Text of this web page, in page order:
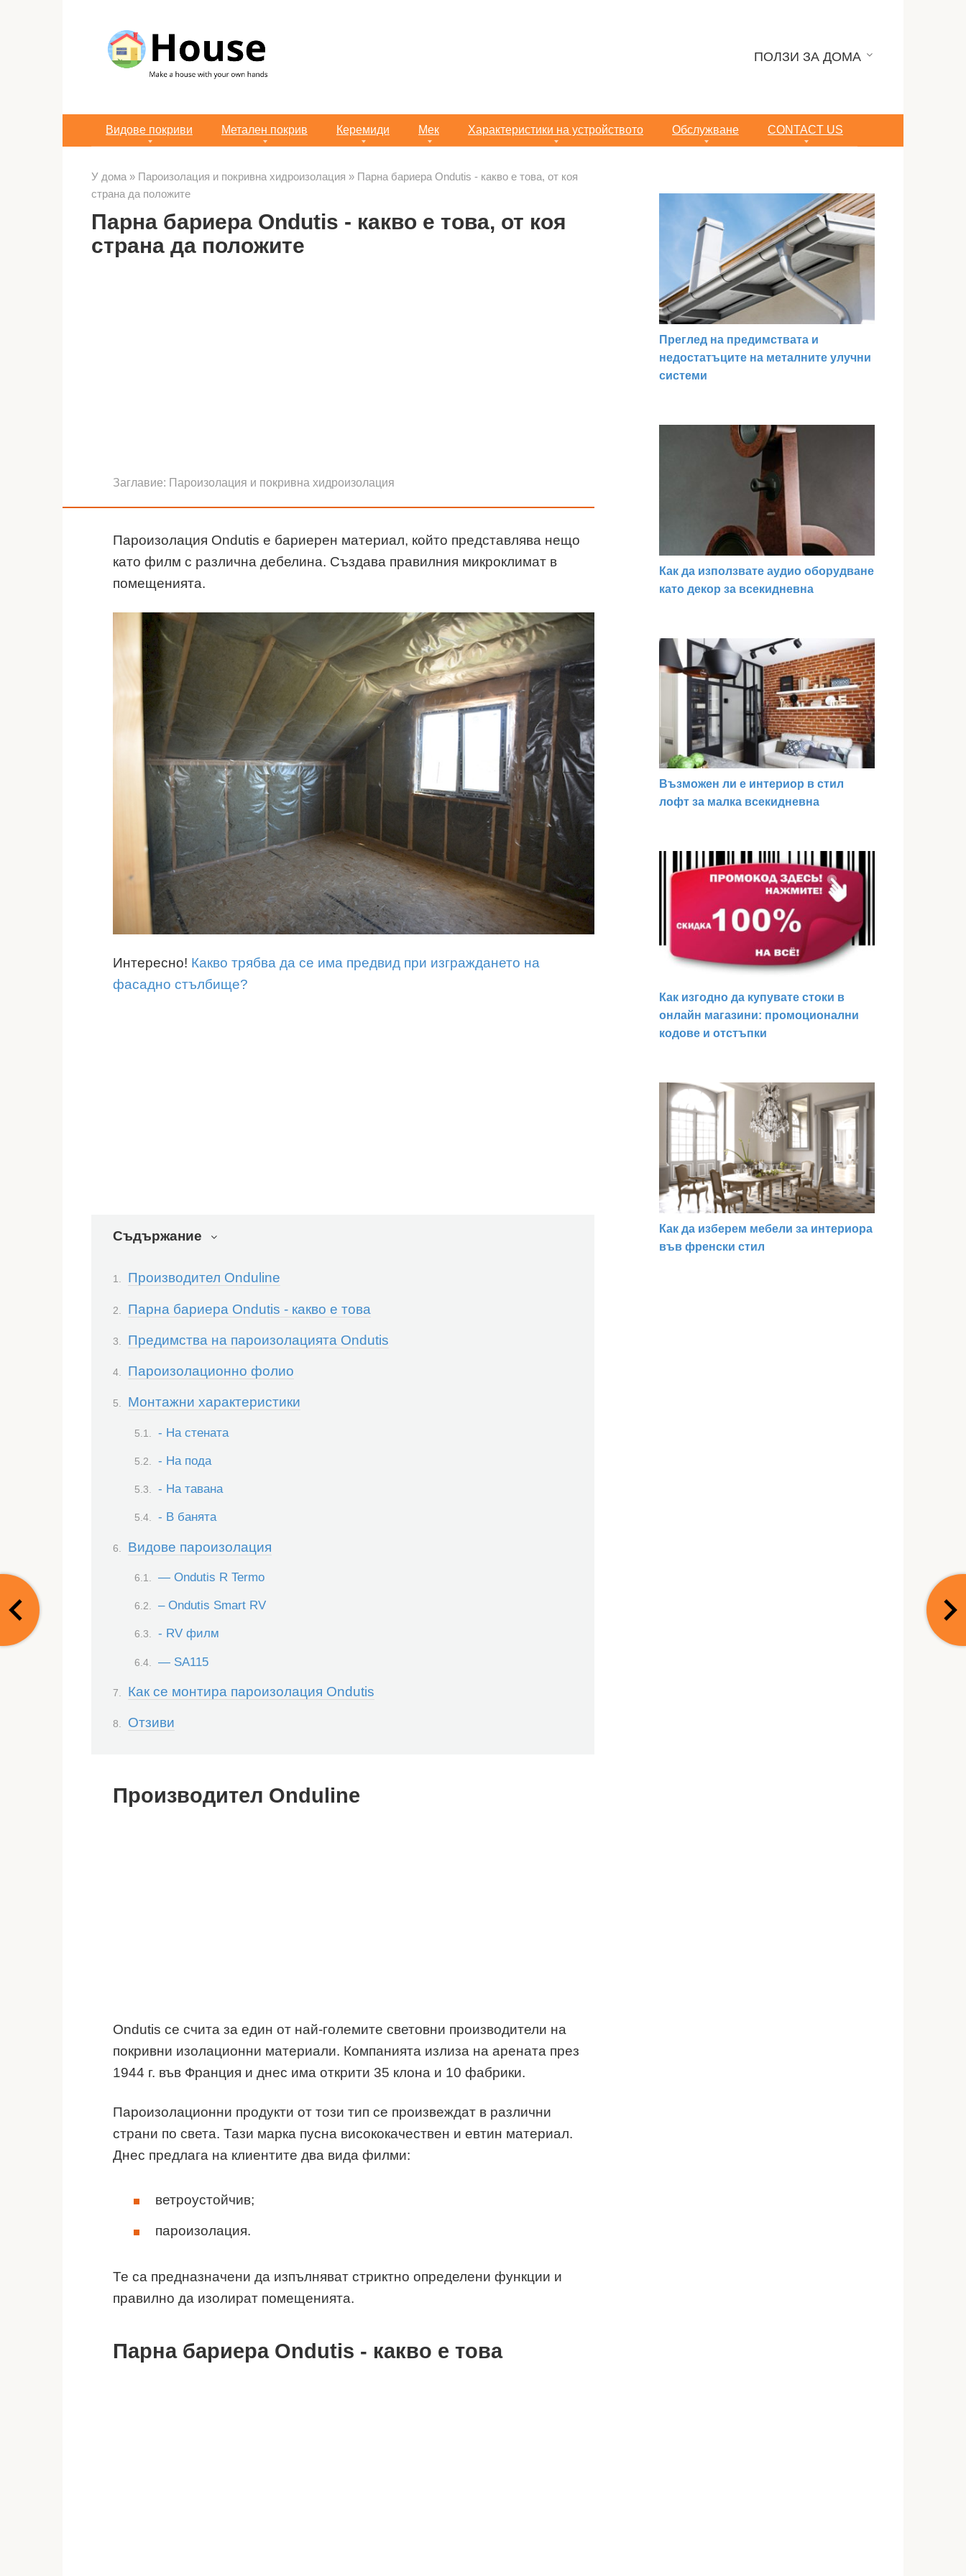
ПОЛЗИ ЗА ДОМА
Видове покриви Метален покрив Керемиди Мек Характеристики на устройството Обслужване CONTACT US
У дома » Пароизолация и покривна хидроизолация » Парна бариера Ondutis - какво е това, от коя
страна да положите
Парна бариера Ondutis - какво е това, от коя
страна да положите
Заглавие: Пароизолация и покривна хидроизолация
Пароизолация Ondutis е бариерен материал, който представлява нещо
като филм с различна дебелина. Създава правилния микроклимат в
помещенията.
Интересно! Какво трябва да се има предвид при изграждането на
фасадно стълбище?
Съдържание
Производител Onduline
Парна бариера Ondutis - какво е това
Предимства на пароизолацията Ondutis
Пароизолационно фолио
Монтажни характеристики
- На стената
- На пода
- На тавана
- В банята
Видове пароизолация
— Ondutis R Termo
– Ondutis Smart RV
- RV филм
— SA115
Как се монтира пароизолация Ondutis
Отзиви
Производител Onduline
Ondutis се счита за един от най-големите световни производители на
покривни изолационни материали. Компанията излиза на арената през
1944 г. във Франция и днес има открити 35 клона и 10 фабрики.
Пароизолационни продукти от този тип се произвеждат в различни
страни по света. Тази марка пусна висококачествен и евтин материал.
Днес предлага на клиентите два вида филми:
ветроустойчив;
пароизолация.
Те са предназначени да изпълняват стриктно определени функции и
правилно да изолират помещенията.
Парна бариера Ondutis - какво е това
Преглед на предимствата и
недостатъците на металните улучни
системи
Как да използвате аудио оборудване
като декор за всекидневна
Възможен ли е интериор в стил
лофт за малка всекидневна
Как изгодно да купувате стоки в
онлайн магазини: промоционални
кодове и отстъпки
Как да изберем мебели за интериора
във френски стил